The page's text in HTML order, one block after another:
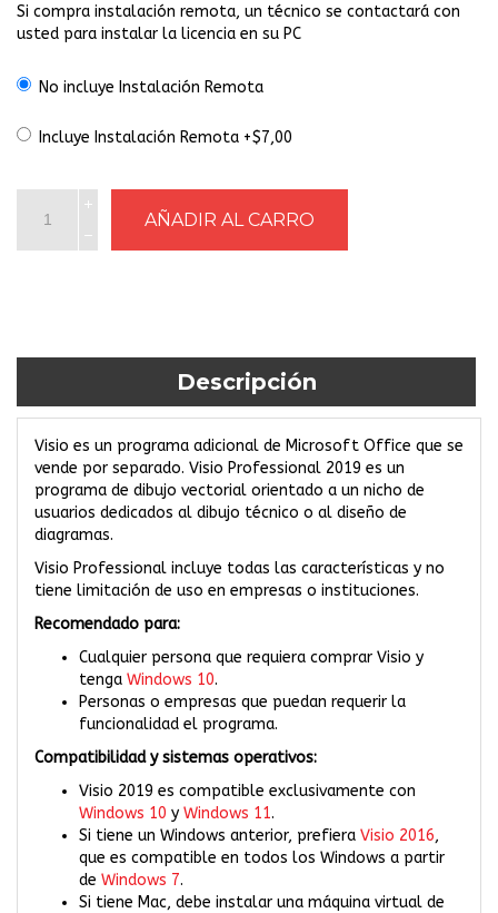
Si compra instalación remota, un técnico se contactará con
usted para instalar la licencia en su PC
No incluye Instalación Remota
Incluye Instalación Remota +$7,00
Descripción
Visio es un programa adicional de Microsoft Office que se
vende por separado. Visio Professional 2019 es un
programa de dibujo vectorial orientado a un nicho de
usuarios dedicados al dibujo técnico o al diseño de
diagramas.
Visio Professional incluye todas las características y no
tiene limitación de uso en empresas o instituciones.
Recomendado para:
Cualquier persona que requiera comprar Visio y
tenga Windows 10.
Personas o empresas que puedan requerir la
funcionalidad el programa.
Compatibilidad y sistemas operativos:
Visio 2019 es compatible exclusivamente con
Windows 10 y Windows 11.
Si tiene un Windows anterior, prefiera Visio 2016,
que es compatible en todos los Windows a partir
de Windows 7.
Si tiene Mac, debe instalar una máquina virtual de